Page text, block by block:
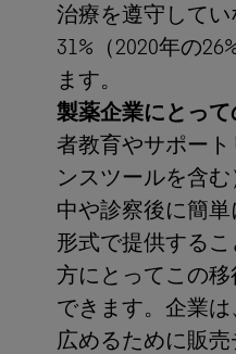
治療を遵守して
31%（2020年の
ます。
製薬企業にとっ
者教育やサポー
ンスツールを含
中や診察後に簡
形式で提供する
方にとってこの
できます。企業
広めるために販